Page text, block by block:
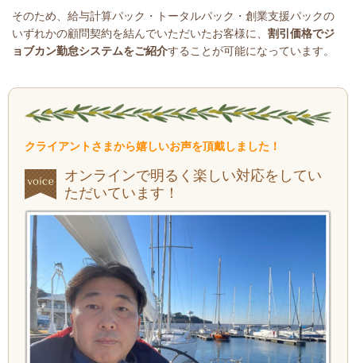
そのため、給与計算パック・トータルパック・創業支援パックの
いずれかの顧問契約を結んでいただいたお客様に、 割引価格でジ
ョブカン勤怠システムをご紹介することが可能になっています。
クライアントさまから嬉しいお声を頂戴しました！
オンラインで明るく楽しい対応をしてい
ただいています！